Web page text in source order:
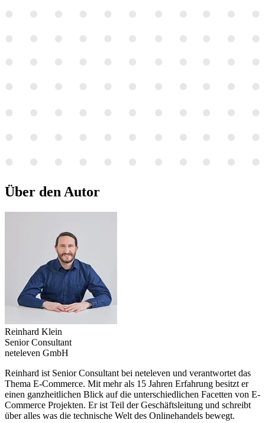
Über den Autor
Reinhard Klein
Senior Consultant
neteleven GmbH
Reinhard ist Senior Consultant bei neteleven und verantwortet das
Thema E-Commerce. Mit mehr als 15 Jahren Erfahrung besitzt er
einen ganzheitlichen Blick auf die unterschiedlichen Facetten von E-
Commerce Projekten. Er ist Teil der Geschäftsleitung und schreibt
über alles was die technische Welt des Onlinehandels bewegt.